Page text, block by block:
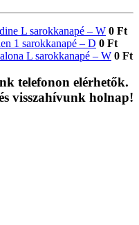
L sarokkanapé – W 0 Ft
1 sarokkanapé – D 0 Ft
L sarokkanapé – W 0 Ft
telefonon elérhetők.
visszahívunk holnap!